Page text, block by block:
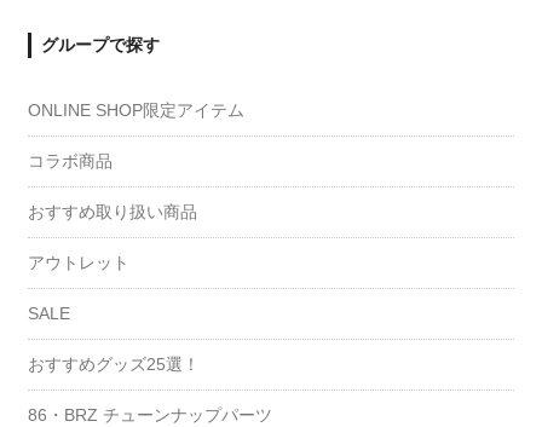
グループで探す
ONLINE SHOP限定アイテム
コラボ商品
おすすめ取り扱い商品
アウトレット
SALE
おすすめグッズ25選！
86・BRZ チューンナップパーツ